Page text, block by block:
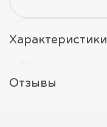
Характеристики
Отзывы